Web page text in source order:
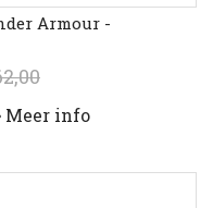
Armour -
Meer info